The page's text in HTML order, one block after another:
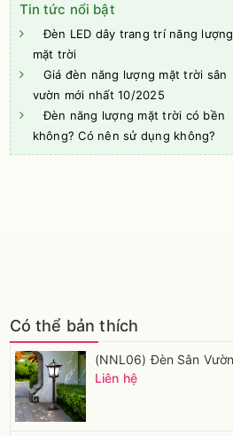
Tin tức nổi bật
Đèn LED dây trang trí năng lượng
mặt trời
Giá đèn năng lượng mặt trời sân
vườn mới nhất 10/2025
Đèn năng lượng mặt trời có bền
không? Có nên sử dụng không?
Có thể bản thích
Liên hệ